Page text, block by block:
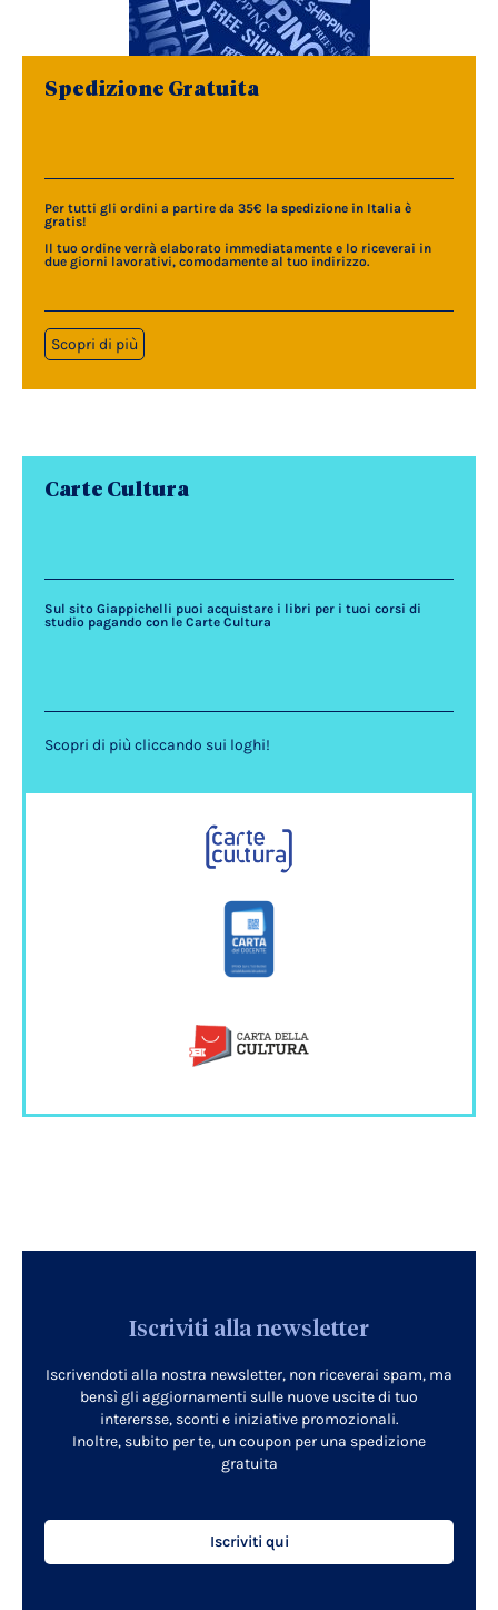
Spedizione Gratuita
Per tutti gli ordini a partire da 35€ la spedizione in Italia è
gratis!
Il tuo ordine verrà elaborato immediatamente e lo riceverai in
due giorni lavorativi, comodamente al tuo indirizzo.
Scopri di più
Carte Cultura
Sul sito Giappichelli puoi acquistare i libri per i tuoi corsi di
studio pagando con le Carte Cultura
Scopri di più cliccando sui loghi!
Iscriviti alla newsletter
Iscrivendoti alla nostra newsletter, non riceverai spam, ma
bensì gli aggiornamenti sulle nuove uscite di tuo
interersse, sconti e iniziative promozionali.
Inoltre, subito per te, un coupon per una spedizione
gratuita
Iscriviti qui